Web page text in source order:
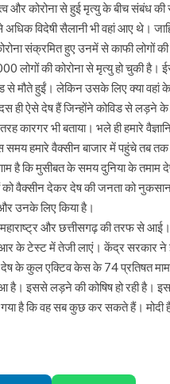
और कोरोना से हुई मृत्यु के बीच
विदेषी सैलानी भी वहां आए थे।
संक्रमित हुए उनमें से काफी
लोगों की कोरोना से मृत्यु हो चुकी है।
से मौते हुईं। लेकिन उसके लिए क्या वहां के
ऐसे देष हैं जिन्होंने कोविड से लड़ने के
कारगर भी बताया। भले ही हमारे
हमारे वैक्सीन बाजार में पहुंचे तब
है कि मुसीबत के समय दुनिया के तमाम
को वैक्सीन देकर देष की जनता को
और उनके लिए किया है।
और छत्तीसगढ़ की तरफ से
के टेस्ट में तेजी लाएं। केंद्र सरकार ने
देष के कुल एक्टिव केस के 74 प्रतिषत
है। इससे लड़ने की कोषिष हो रही है।
गया है कि वह सब कुछ कर सकते हैं।